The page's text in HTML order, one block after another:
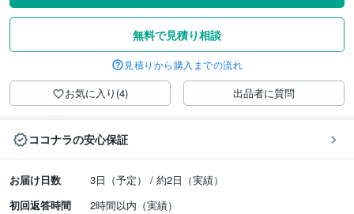
無料で見積り相談
見積りから購入までの流れ
お気に入り(4) 出品者に質問
ココナラの安心保証
お届け日数
3日（予定） / 約2日（実績）
初回返答時間
2時間以内（実績）